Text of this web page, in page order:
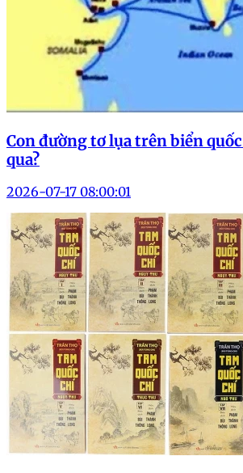
Con đường tơ lụa trên biển
qua?
2026-07-17 08:00:01